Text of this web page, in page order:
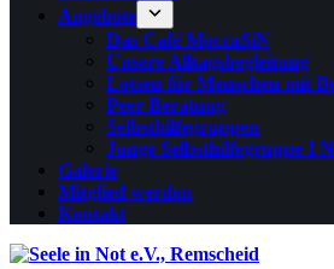
Angebote
Das Café MoccaSiN
Unsere Alltagsbegleitung
Lotsen für Menschen mit
Peer-Beratung
Selbsthilfegruppen
Junge Selbsthilfegruppe I
Galerie
Mitglied werden
Kontakt